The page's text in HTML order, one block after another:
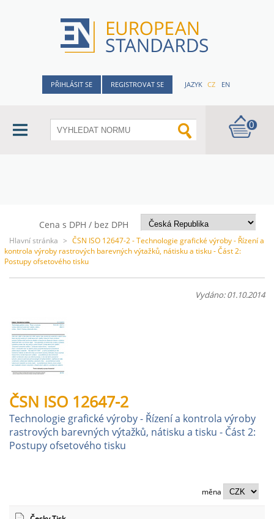
PŘIHLÁSIT SE REGISTROVAT SE JAZYK CZ EN
0
Cena s DPH / bez DPH
Hlavní stránka > ČSN ISO 12647-2 - Technologie grafické výroby - Řízení a
kontrola výroby rastrových barevných výtažků, nátisku a tisku - Část 2:
Postupy ofsetového tisku
Vydáno: 01.10.2014
ČSN ISO 12647-2
Technologie grafické výroby - Řízení a kontrola výroby
rastrových barevných výtažků, nátisku a tisku - Část 2:
Postupy ofsetového tisku
měna